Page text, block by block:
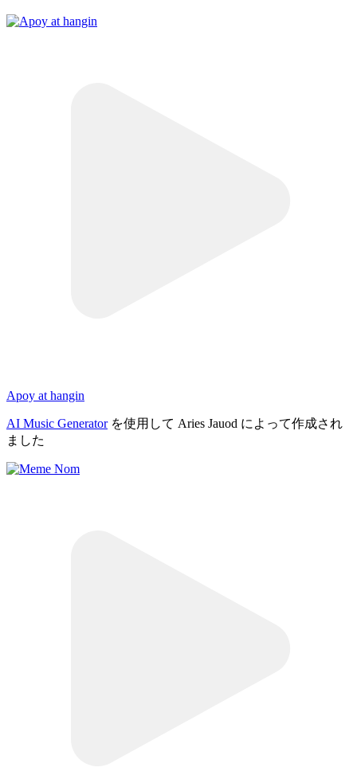
Apoy at hangin
AI Music Generatorを使用して Aries Jauod によって作成され
ました